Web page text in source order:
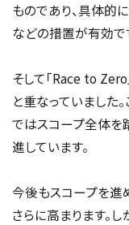
ものであり、具体的
などの措置が有効で
そして「Race to
と重なっていました
ではスコープ全体
進しています。
今後もスコープを進
さらに高まります。